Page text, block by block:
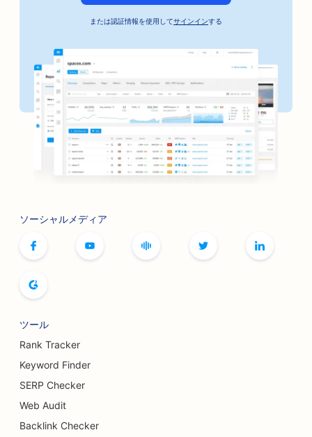
または認証情報を使用してサインインする
ソーシャルメディア
ツール
Rank Tracker
Keyword Finder
SERP Checker
Web Audit
Backlink Checker